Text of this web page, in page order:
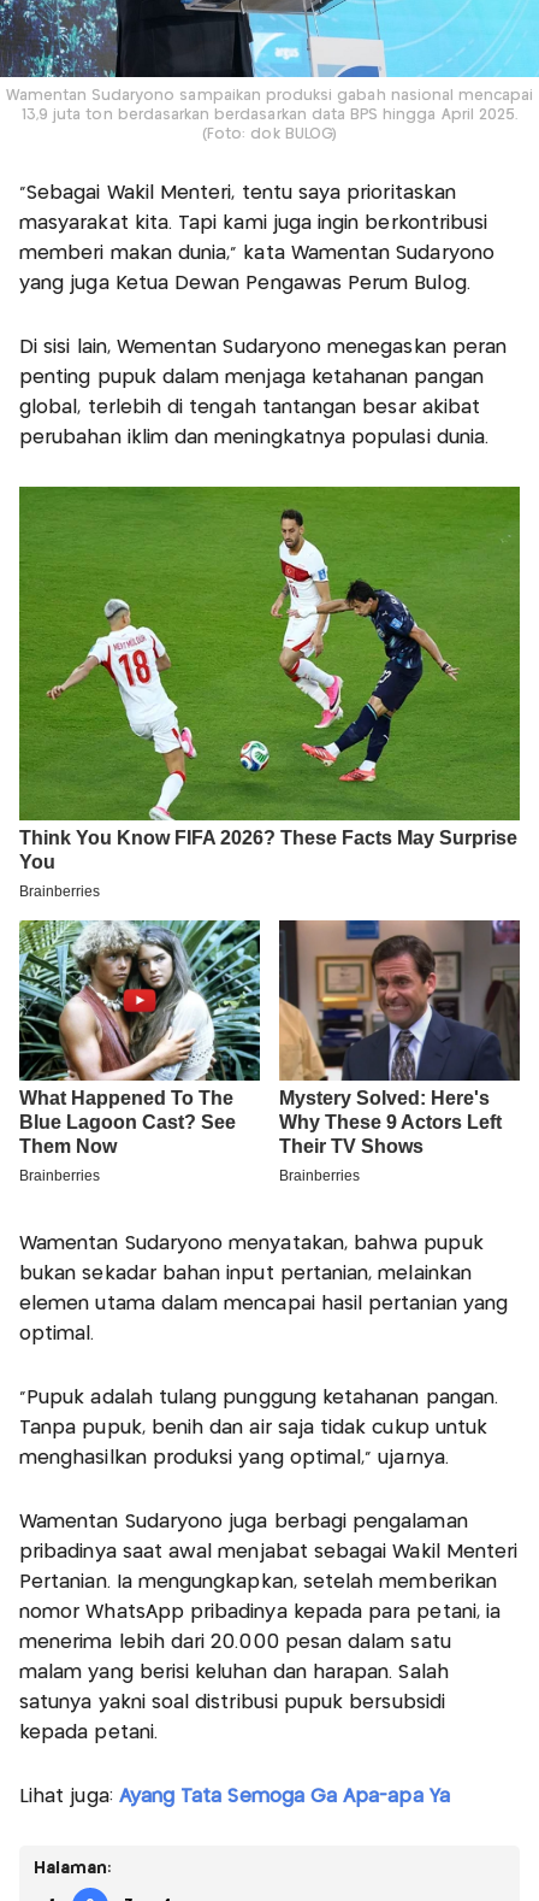
Wamentan Sudaryono sampaikan produksi gabah nasional mencapai
13,9 juta ton berdasarkan berdasarkan data BPS hingga April 2025.
(Foto: dok BULOG)
“Sebagai Wakil Menteri, tentu saya prioritaskan
masyarakat kita. Tapi kami juga ingin berkontribusi
memberi makan dunia,” kata Wamentan Sudaryono
yang juga Ketua Dewan Pengawas Perum Bulog.
Di sisi lain, Wementan Sudaryono menegaskan peran
penting pupuk dalam menjaga ketahanan pangan
global, terlebih di tengah tantangan besar akibat
perubahan iklim dan meningkatnya populasi dunia.
Wamentan Sudaryono menyatakan, bahwa pupuk
bukan sekadar bahan input pertanian, melainkan
elemen utama dalam mencapai hasil pertanian yang
optimal.
“Pupuk adalah tulang punggung ketahanan pangan.
Tanpa pupuk, benih dan air saja tidak cukup untuk
menghasilkan produksi yang optimal,” ujarnya.
Wamentan Sudaryono juga berbagi pengalaman
pribadinya saat awal menjabat sebagai Wakil Menteri
Pertanian. Ia mengungkapkan, setelah memberikan
nomor WhatsApp pribadinya kepada para petani, ia
menerima lebih dari 20.000 pesan dalam satu
malam yang berisi keluhan dan harapan. Salah
satunya yakni soal distribusi pupuk bersubsidi
kepada petani.
Lihat juga: Ayang Tata Semoga Ga Apa-apa Ya
Halaman: